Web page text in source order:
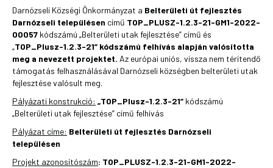
Darnózseli Községi Önkormányzat a Belterületi út fejlesztés
Darnózseli településen című TOP_PLUSZ-1.2.3-21-GM1-2022-
00057 kódszámú „Belterületi utak fejlesztése” című és
„TOP_Plusz-1.2.3-21” kódszámú felhívás alapján valósította
meg a nevezett projektet. Az európai uniós, vissza nem térítendő
támogatás felhasználásával Darnózseli községben belterületi utak
fejlesztése valósult meg.
Pályázati konstrukció: „TOP_Plusz-1.2.3-21” kódszámú
„Belterületi utak fejlesztése” című felhívás
Pályázat címe: Belterületi út fejlesztés Darnózseli
településen
Projekt azonosítószám: TOP_PLUSZ-1.2.3-21-GM1-2022-